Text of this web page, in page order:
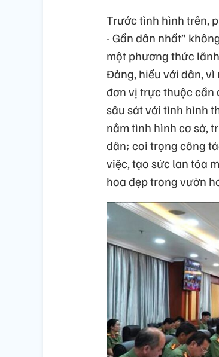
Trước tình hình trên,
- Gần dân nhất”
một phương thức
Đảng, hiếu với dân, vì
đơn vị trực thuộc cần
sâu sát với tình hình
nắm tình hình cơ sở,
dân; coi trọng công
việc, tạo sức lan tỏa
hoa đẹp trong vườn